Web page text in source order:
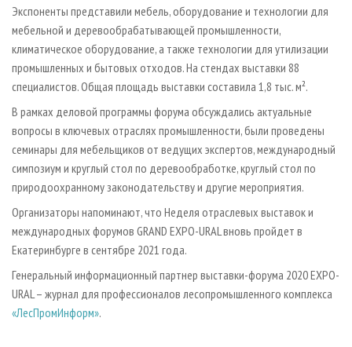
ПРОИЗВОДСТВО МЕБЕЛИ
БИОЭНЕРГЕТИКА
ЦБП
ИНСТРУМЕНТ И МАТЕРИАЛЫ
ПРИОРИТЕТНЫЕ ИНВЕСТПРОЕКТЫ
RUSSIAN FORESTRY REVIEW
ГАЗЕТА ЛЕСПРОМФОРУМ
БИБЛИОТЕКА СПЕЦИАЛИСТА
Экспоненты представили мебель, оборудование и технологии для
мебельной и деревообрабатывающей промышленности,
климатическое оборудование, а также технологии для утилизации
промышленных и бытовых отходов. На стендах выставки 88
специалистов. Общая площадь выставки составила 1,8 тыс. м².
В рамках деловой программы форума обсуждались актуальные
вопросы в ключевых отраслях промышленности, были проведены
семинары для мебельщиков от ведущих экспертов, международный
симпозиум и круглый стол по деревообработке, круглый стол по
природоохранному законодательству и другие мероприятия.
Организаторы напоминают, что Неделя отраслевых выставок и
международных форумов GRAND EXPO-URAL вновь пройдет в
Екатеринбурге в сентябре 2021 года.
Генеральный информационный партнер выставки-форума 2020 EXPO-
URAL – журнал для профессионалов лесопромышленного комплекса
«ЛесПромИнформ».